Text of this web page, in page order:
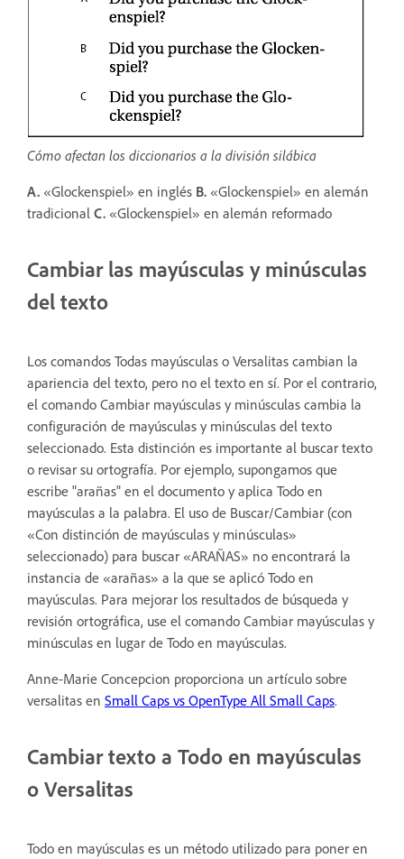
Cómo afectan los diccionarios a la división silábica
A. «Glockenspiel» en inglés B. «Glockenspiel» en alemán
tradicional C. «Glockenspiel» en alemán reformado
Cambiar las mayúsculas y minúsculas
del texto
Los comandos Todas mayúsculas o Versalitas cambian la
apariencia del texto, pero no el texto en sí. Por el contrario,
el comando Cambiar mayúsculas y minúsculas cambia la
configuración de mayúsculas y minúsculas del texto
seleccionado. Esta distinción es importante al buscar texto
o revisar su ortografía. Por ejemplo, supongamos que
escribe "arañas" en el documento y aplica Todo en
mayúsculas a la palabra. El uso de Buscar/Cambiar (con
«Con distinción de mayúsculas y minúsculas»
seleccionado) para buscar «ARAÑAS» no encontrará la
instancia de «arañas» a la que se aplicó Todo en
mayúsculas. Para mejorar los resultados de búsqueda y
revisión ortográfica, use el comando Cambiar mayúsculas y
minúsculas en lugar de Todo en mayúsculas.
Anne-Marie Concepcion proporciona un artículo sobre
versalitas en Small Caps vs OpenType All Small Caps.
Cambiar texto a Todo en mayúsculas
o Versalitas
Todo en mayúsculas es un método utilizado para poner en